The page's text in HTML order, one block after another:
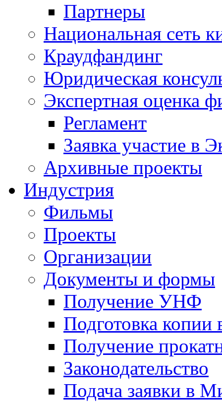
Партнеры
Национальная сеть
Краудфандинг
Юридическая
Экспертная оценка
Регламент
Заявка участие в
Архивные проекты
Индустрия
Фильмы
Проекты
Организации
Документы и формы
Получение УНФ
Подготовка копии
Получение
Законодательство
Подача заявки в